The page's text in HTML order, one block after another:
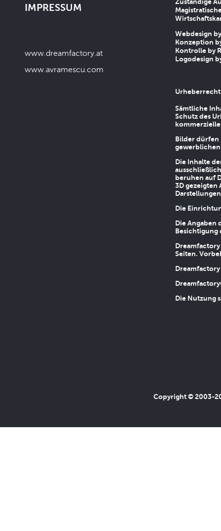
IMPRESSUM
www.dreamfactory.at
www.avramescu.com
Webdesign
Konzeption
Kontrolle by
Logodesign
Urheberrecht
Sämtliche
Schutz des
Bilder dürfen
Die Inhalte
beruhen auf
3D gezeigten
Die
Die
Besichtigung
Seiten.
Die Nutzung
Copyright © 2003-